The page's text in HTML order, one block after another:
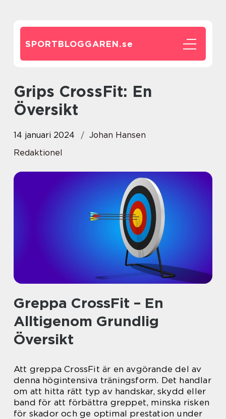
SPORTBLOGGAREN.se
Grips CrossFit: En
Översikt
14 januari 2024
Johan Hansen
Redaktionel
Greppa CrossFit – En
Alltigenom Grundlig
Översikt
Att greppa CrossFit är en avgörande del av
denna högintensiva träningsform. Det handlar
om att hitta rätt typ av handskar, skydd eller
band för att förbättra greppet, minska risken
för skador och ge optimal prestation under